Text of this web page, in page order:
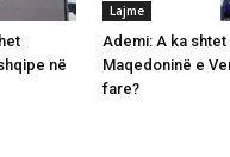
në
Lajme
Ademi: A ka
Maqedoninë e
fare?